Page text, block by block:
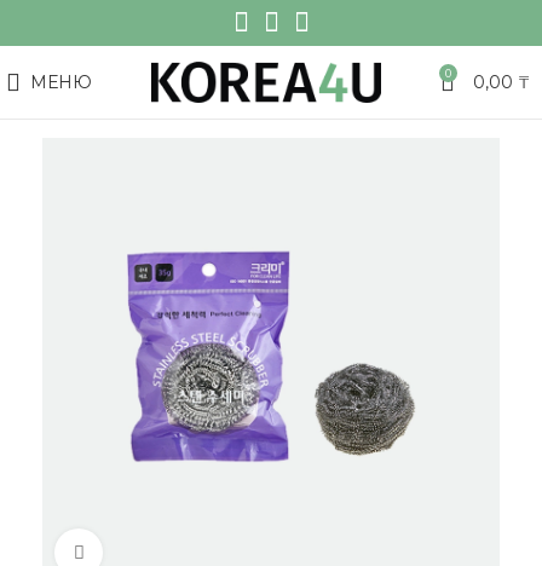
МЕНЮ 0 0,00 ₸